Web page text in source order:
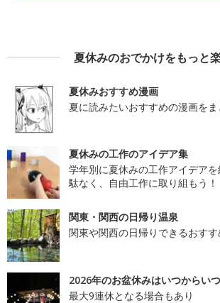
夏休みのおでかけをもっと
夏休みおすすめ漫画
夏に読みたいおすすめの漫画をま
夏休みの工作のアイデア集
学年別に夏休みの工作アイデア
駄なく、自由工作に取り組もう！
関東・関西の日帰り温泉
関東や関西の日帰りできるおす
2026年のお盆休みはいつからい
最大9連休となる場合もあり